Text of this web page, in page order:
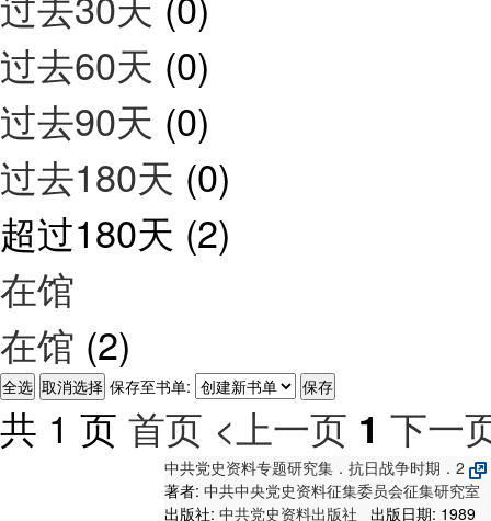
过去60天 (0)
过去90天 (0)
过去180天 (0)
超过180天 (2)
在馆
在馆 (2)
保存至书单:
共 1 页 首页 <上一页 1 下一
中共党史资料专题研究集．抗日战争时期．2
著者: 中共中央党史资料征集委员会征集研究室
出版社: 中共党史资料出版社
出版日期: 1989